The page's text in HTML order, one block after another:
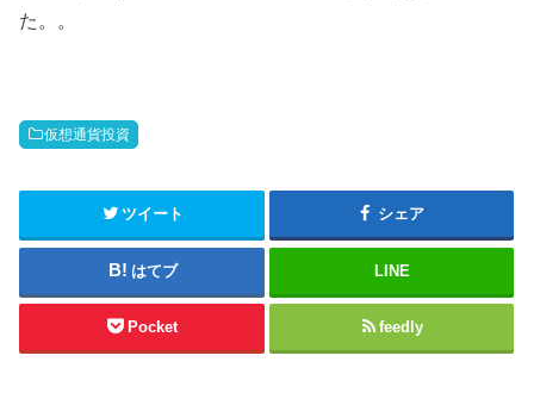
た。。
仮想通貨投資
ツイート シェア
はてブ LINE
Pocket feedly